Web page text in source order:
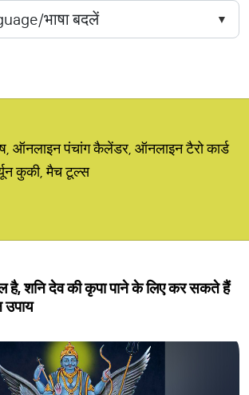
ऑनलाइन पंचांग कैलेंडर, ऑनलाइन टैरो कार्ड
कुकी, मैच टूल्स
है, शनि देव की कृपा पाने के लिए कर सकते हैं